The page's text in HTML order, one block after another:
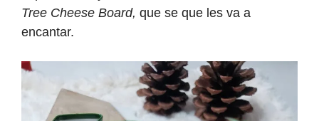
Tree Cheese Board, que se que les va a
encantar.